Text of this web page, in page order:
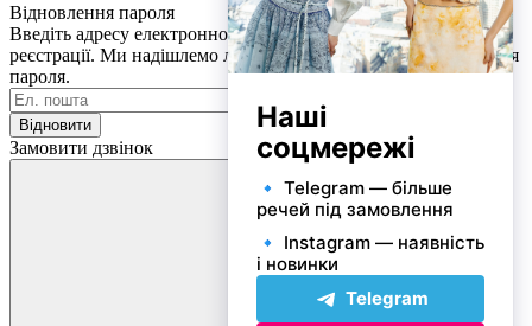
Відновлення пароля
Введіть адресу електронної пошти, яку ви вказували при
реєстрації. Ми надішлемо лист з інформацією для відновлення
пароля.
Відновити
Замовити дзвінок